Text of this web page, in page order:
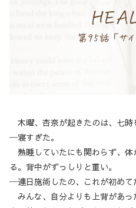
木曜、杏奈が起きたのは、七時
─寝すぎた。
熟睡していたにも関わらず、
る。背中がずっしりと重い。
─連日施術したの、これが初め
みんな、自分よりも上背があ